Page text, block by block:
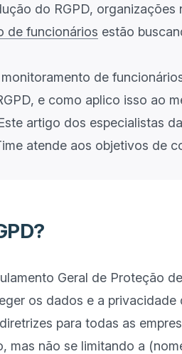
do RGPD, organizações
de funcionários estão
de
e como aplico isso ao
artigo dos especialistas
Geral de Proteção
os dados e a
para todas as
mas não se limitando a